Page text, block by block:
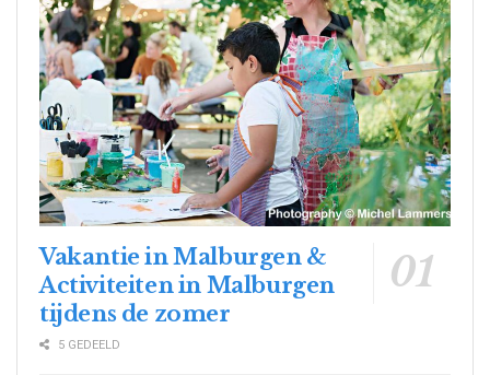
Vakantie in Malburgen &
Activiteiten in Malburgen
tijdens de zomer
5 GEDEELD